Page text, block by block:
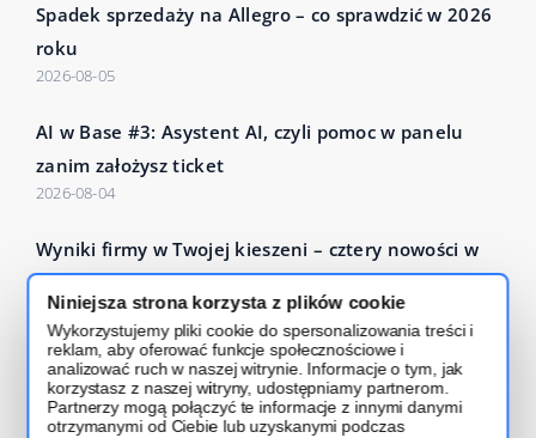
Niniejsza strona korzysta z plików cookie
Wykorzystujemy pliki cookie do spersonalizowania treści i
reklam, aby oferować funkcje społecznościowe i
analizować ruch w naszej witrynie. Informacje o tym, jak
korzystasz z naszej witryny, udostępniamy partnerom.
Partnerzy mogą połączyć te informacje z innymi danymi
otrzymanymi od Ciebie lub uzyskanymi podczas
Spadek sprzedaży na Allegro – co sprawdzić w 2026
roku
2026-08-05
AI w Base #3: Asystent AI, czyli pomoc w panelu
zanim założysz ticket
2026-08-04
Wyniki firmy w Twojej kieszeni – cztery nowości w
Base Analytics
2026-07-27
Czytaj więcej – Base Blog